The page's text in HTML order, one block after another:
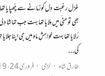
غزل رغبت ِ دِل کوزمانے سے چُھپایا
بھی تو مٹّی میں مِلایا تھا بہت جب
رُلایا تھا بہت خواہشِ ماہ میں جی اپنا
کی...
طارق شاہ
لڑی فروری 24، 2019